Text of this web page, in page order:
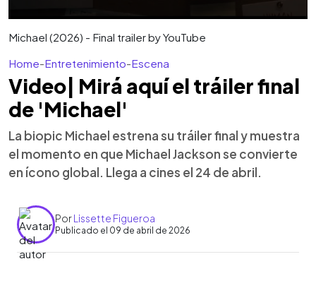
Michael (2026) - Final trailer by YouTube
Home-Entretenimiento-Escena
Video| Mirá aquí el tráiler final
de 'Michael'
La biopic Michael estrena su tráiler final y muestra
el momento en que Michael Jackson se convierte
en ícono global. Llega a cines el 24 de abril.
PorLissette Figueroa
Publicado el 09 de abril de 2026